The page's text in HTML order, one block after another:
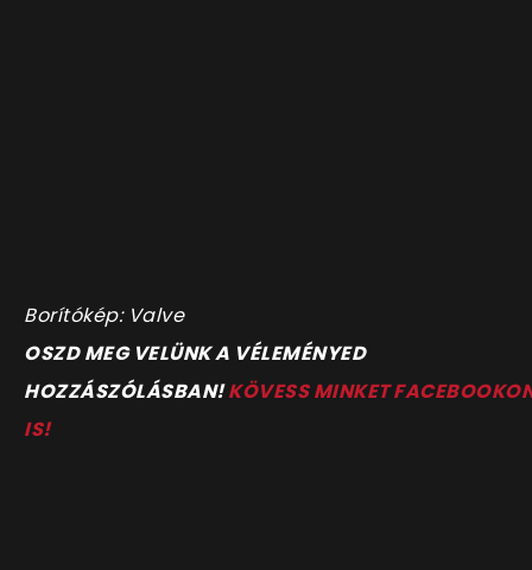
Borítókép: Valve
OSZD MEG VELÜNK A VÉLEMÉNYED
HOZZÁSZÓLÁSBAN!KÖVESS MINKET
IS!